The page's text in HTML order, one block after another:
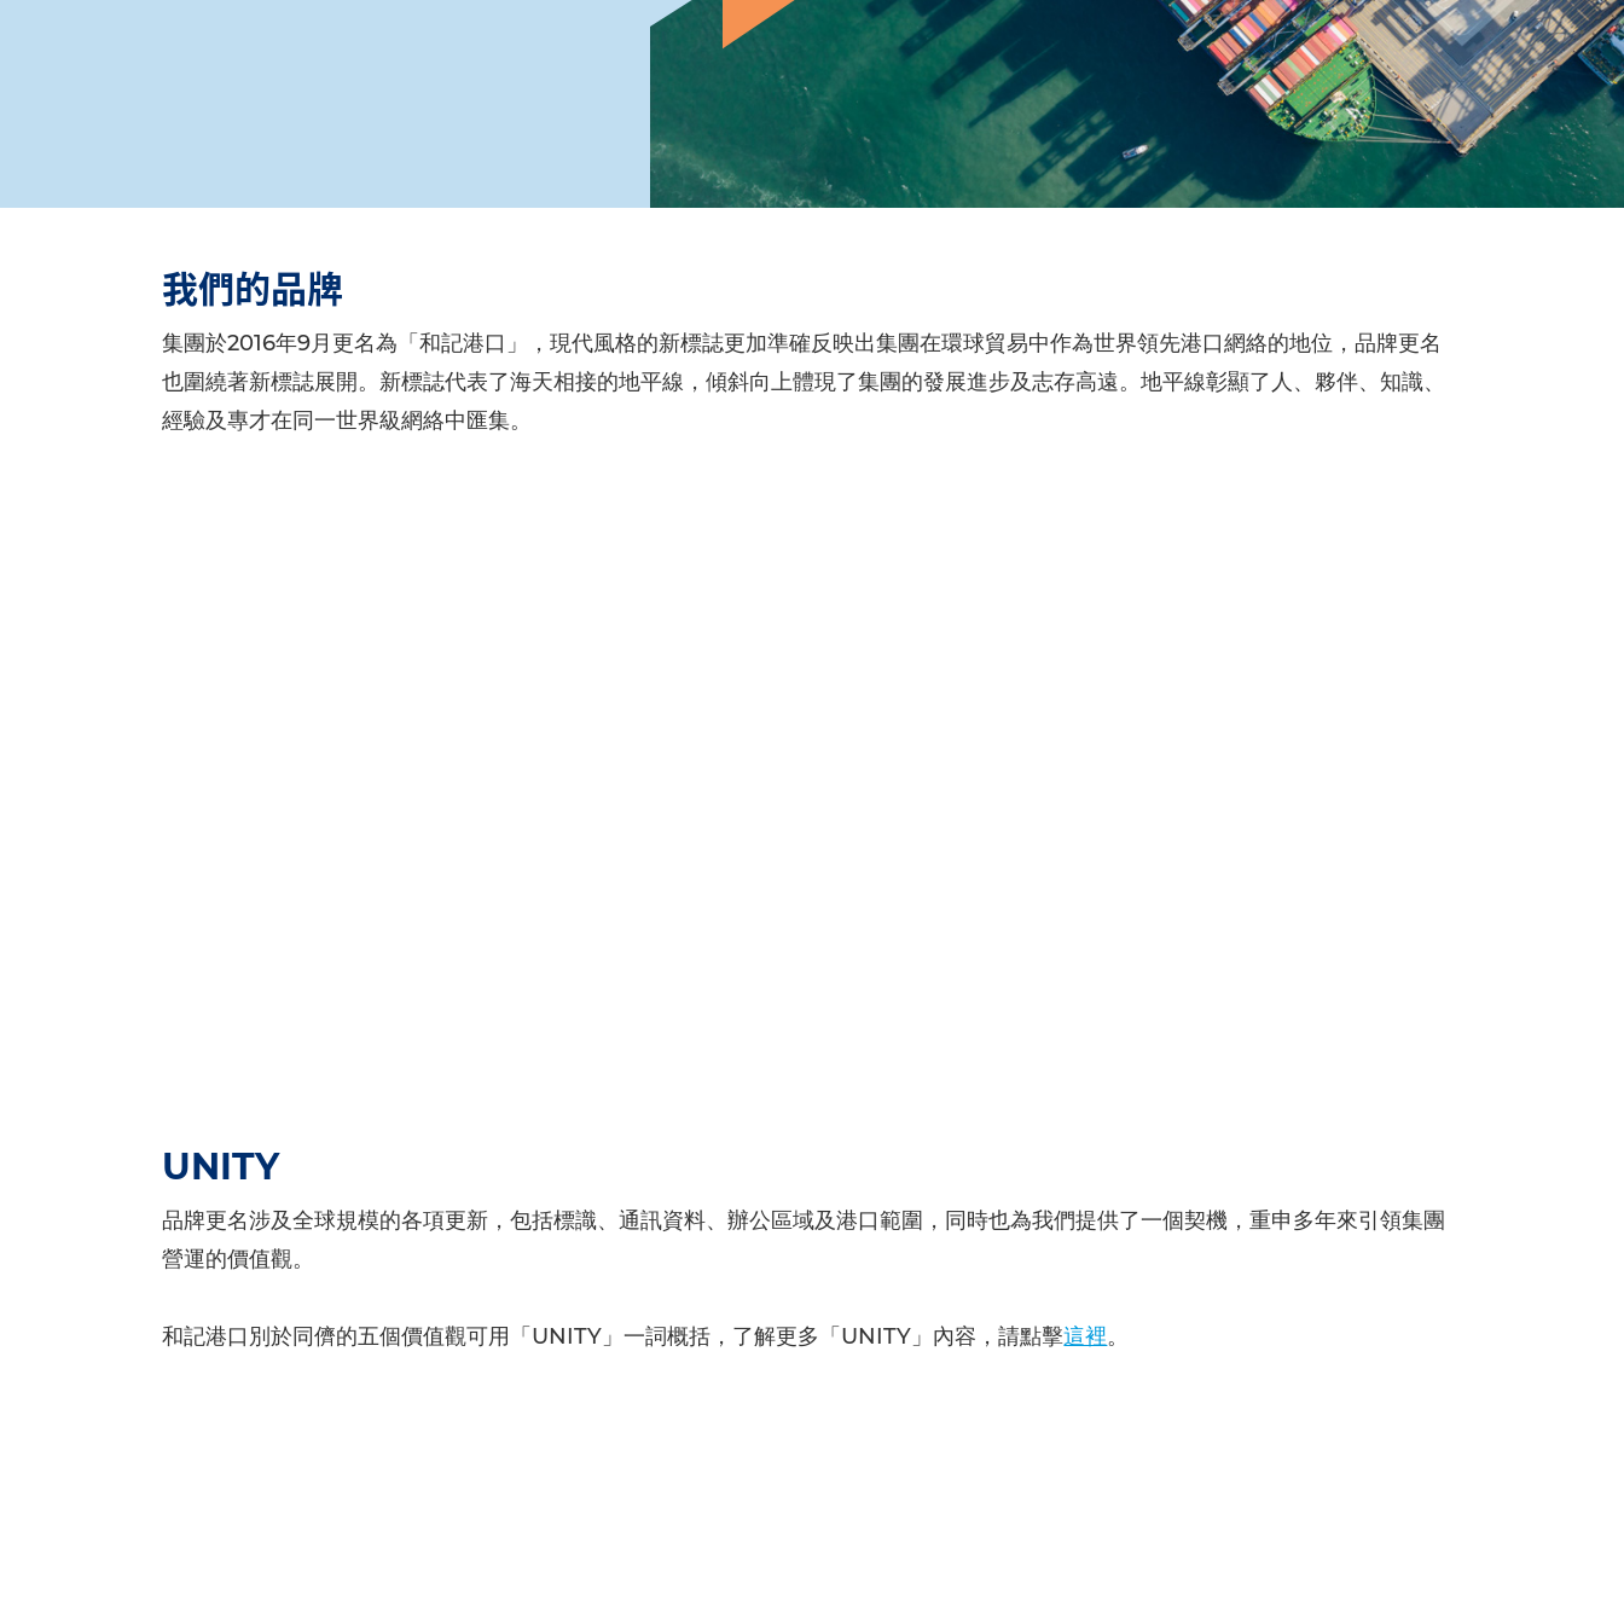
我們的品牌
集團於2016年9月更名為「和記港口」，現代風格的新標誌更加準確反映出集團在環球貿易中作為世界領先港口網絡的地位，品牌更名
也圍繞著新標誌展開。新標誌代表了海天相接的地平線，傾斜向上體現了集團的發展進步及志存高遠。地平線彰顯了人、夥伴、知識、
經驗及專才在同一世界級網絡中匯集。
UNITY
品牌更名涉及全球規模的各項更新，包括標識、通訊資料、辦公區域及港口範圍，同時也為我們提供了一個契機，重申多年來引領集團
營運的價值觀。
和記港口別於同儕的五個價值觀可用「UNITY」一詞概括，了解更多「UNITY」內容，請點擊這裡。